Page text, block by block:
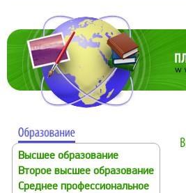
Высшее образование
Второе высшее образование
Среднее профессиональное